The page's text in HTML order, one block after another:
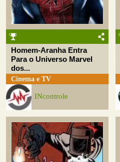
Homem-Aranha Entra
Para o Universo Marvel
dos...
Cinema e TV
INcontrole